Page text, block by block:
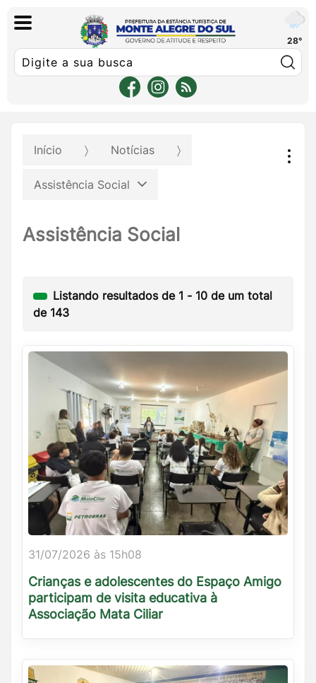
28°
Início Notícias
Assistência Social
Assistência Social
Listando resultados de 1 - 10 de um total
de 143
31/07/2026 às 15h08
Crianças e adolescentes do Espaço Amigo
participam de visita educativa à
Associação Mata Ciliar